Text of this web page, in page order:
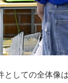
としての全体像